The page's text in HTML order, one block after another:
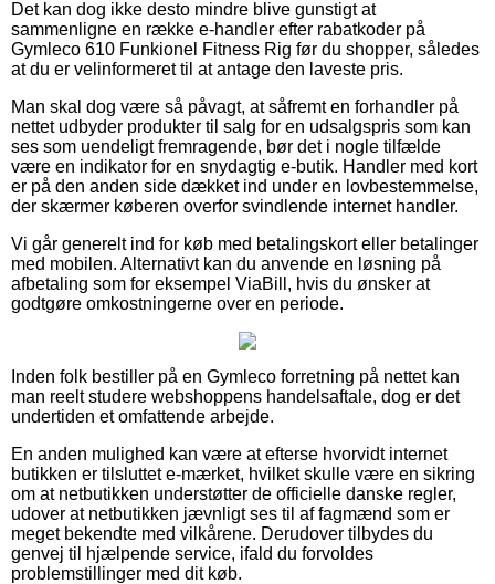
Det kan dog ikke desto mindre blive gunstigt at
sammenligne en række e-handler efter rabatkoder på
Gymleco 610 Funkionel Fitness Rig før du shopper, således
at du er velinformeret til at antage den laveste pris.
Man skal dog være så påvagt, at såfremt en forhandler på
nettet udbyder produkter til salg for en udsalgspris som kan
ses som uendeligt fremragende, bør det i nogle tilfælde
være en indikator for en snydagtig e-butik. Handler med kort
er på den anden side dækket ind under en lovbestemmelse,
der skærmer køberen overfor svindlende internet handler.
Vi går generelt ind for køb med betalingskort eller betalinger
med mobilen. Alternativt kan du anvende en løsning på
afbetaling som for eksempel ViaBill, hvis du ønsker at
godtgøre omkostningerne over en periode.
Inden folk bestiller på en Gymleco forretning på nettet kan
man reelt studere webshoppens handelsaftale, dog er det
undertiden et omfattende arbejde.
En anden mulighed kan være at efterse hvorvidt internet
butikken er tilsluttet e-mærket, hvilket skulle være en sikring
om at netbutikken understøtter de officielle danske regler,
udover at netbutikken jævnligt ses til af fagmænd som er
meget bekendte med vilkårene. Derudover tilbydes du
genvej til hjælpende service, ifald du forvoldes
problemstillinger med dit køb.